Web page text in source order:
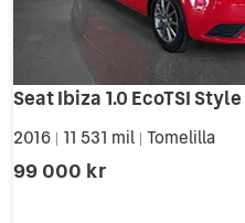
Seat Ibiza 1.0 EcoTSI
2016 11 531 mil Tomelilla
99 000 kr